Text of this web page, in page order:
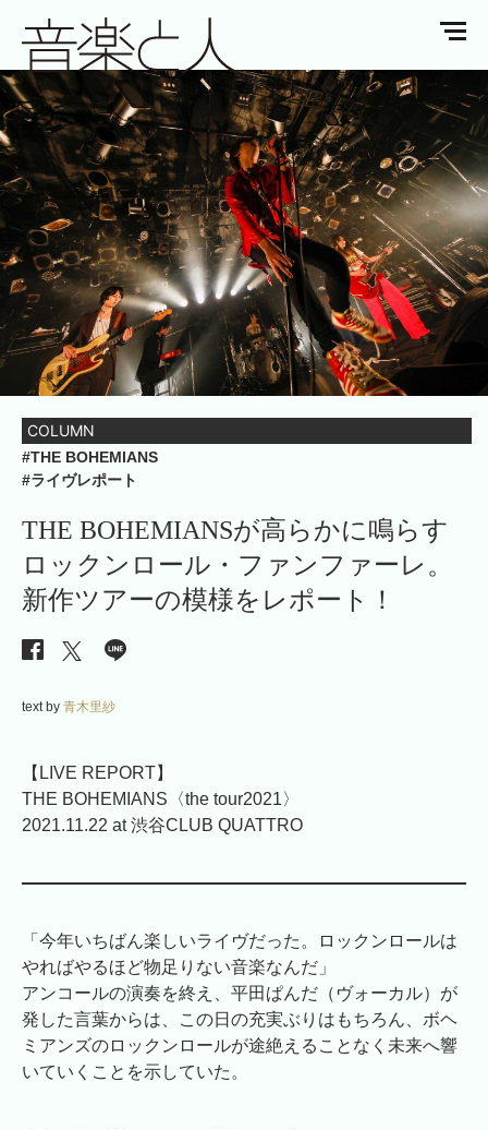
COLUMN
#THE BOHEMIANS
#ライヴレポート
THE BOHEMIANSが高らかに鳴らす
ロックンロール・ファンファーレ。
新作ツアーの模様をレポート！
text by 青木里紗
【LIVE REPORT】
THE BOHEMIANS〈the tour2021〉
2021.11.22 at 渋谷CLUB QUATTRO
「今年いちばん楽しいライヴだった。ロックンロールは
やればやるほど物足りない音楽なんだ」
アンコールの演奏を終え、平田ぱんだ（ヴォーカル）が
発した言葉からは、この日の充実ぶりはもちろん、ボヘ
ミアンズのロックンロールが途絶えることなく未来へ響
いていくことを示していた。